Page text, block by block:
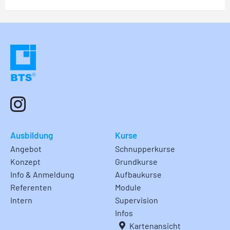
Ausbildung
Angebot
Konzept
Info & Anmeldung
Referenten
Intern
Kurse
Schnupperkurse
Grundkurse
Aufbaukurse
Module
Supervision
Infos
Kartenansicht